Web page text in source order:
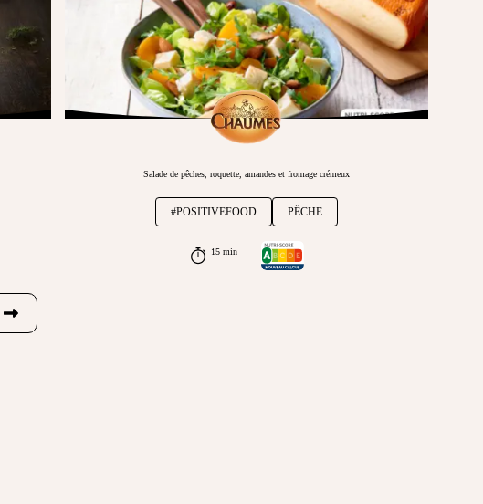
Salade de pêches, roquette, amandes et fromage crémeux
#POSITIVEFOOD PÊCHE
15 min